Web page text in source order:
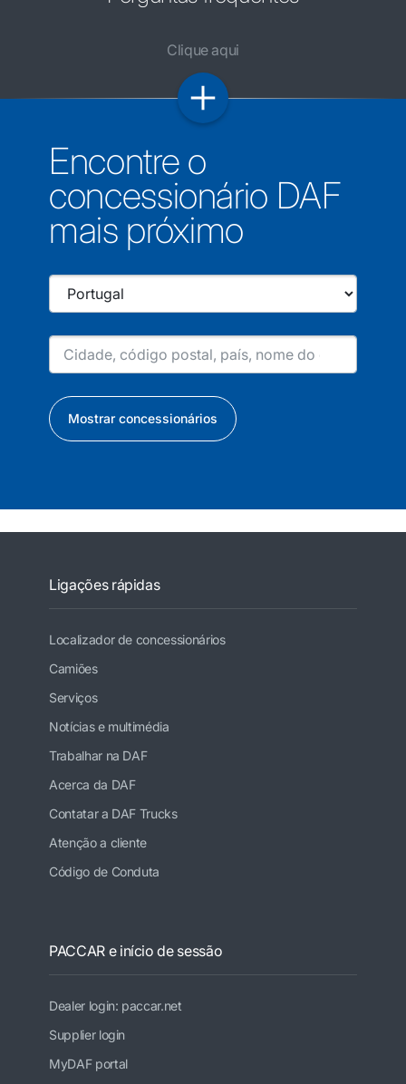
Clique aqui
Encontre o
concessionário DAF
mais próximo
Mostrar concessionários
Ligações rápidas
Localizador de concessionários
Camiões
Serviços
Notícias e multimédia
Trabalhar na DAF
Acerca da DAF
Contatar a DAF Trucks
Atenção a cliente
Código de Conduta
PACCAR e início de sessão
Dealer login: paccar.net
Supplier login
MyDAF portal